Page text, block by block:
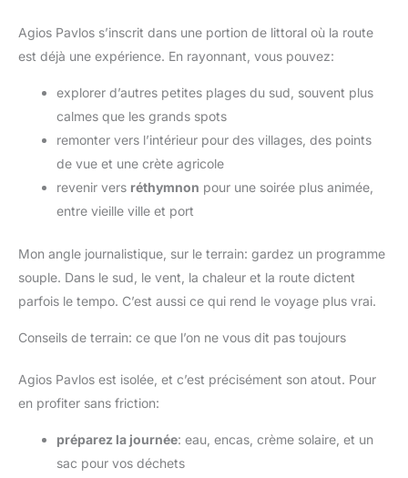
Agios Pavlos s’inscrit dans une portion de littoral où la route
est déjà une expérience. En rayonnant, vous pouvez:
explorer d’autres petites plages du sud, souvent plus
calmes que les grands spots
remonter vers l’intérieur pour des villages, des points
de vue et une crète agricole
revenir vers réthymnon pour une soirée plus animée,
entre vieille ville et port
Mon angle journalistique, sur le terrain: gardez un programme
souple. Dans le sud, le vent, la chaleur et la route dictent
parfois le tempo. C’est aussi ce qui rend le voyage plus vrai.
Conseils de terrain: ce que l’on ne vous dit pas toujours
Agios Pavlos est isolée, et c’est précisément son atout. Pour
en profiter sans friction:
préparez la journée: eau, encas, crème solaire, et un
sac pour vos déchets